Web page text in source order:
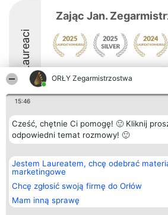
ORŁY Zegarmistrzostwa
15:46
Cześć, chętnie Ci pomogę! 🙂 Kliknij
odpowiedni temat rozmowy! 🙂
Jestem Laureatem, chcę odebrać
marketingowe
Chcę zgłosić swoją firmę do Orłów
Mam inną sprawę
Laureaci
Zając Jan.
8.8
Organizator plebiscytu
Bright Side Solutions sp. z o.
ul. Ruska 22
Wrocław 50-079
KRS 0000749100 | Regon
381313360 | NIP 8943132676
+48 508 492 400
Plebiscyt
Laureaci
wszystkich
Regulamin